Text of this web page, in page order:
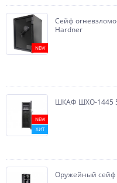
NEW
Сейф
Hardner
NEW
ХИТ
ШКАФ ШХО-1445
Оружейный сейф